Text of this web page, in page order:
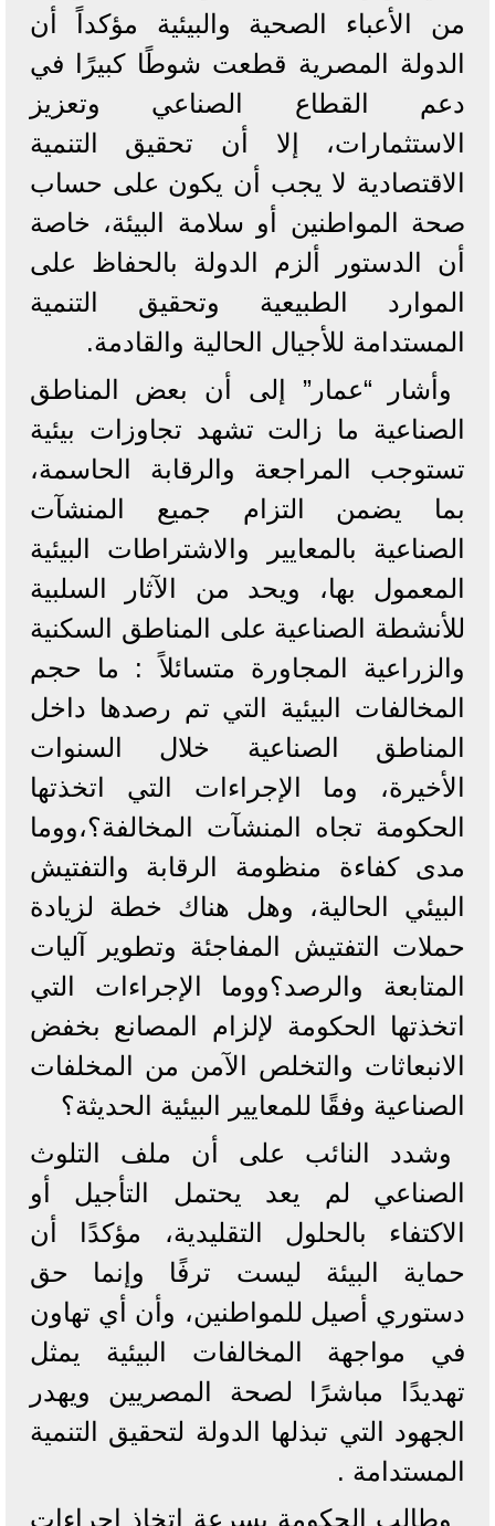
من الأعباء الصحية والبيئية مؤكداً أن
الدولة المصرية قطعت شوطًا كبيرًا في
دعم القطاع الصناعي وتعزيز
الاستثمارات، إلا أن تحقيق التنمية
الاقتصادية لا يجب أن يكون على حساب
صحة المواطنين أو سلامة البيئة، خاصة
أن الدستور ألزم الدولة بالحفاظ على
الموارد الطبيعية وتحقيق التنمية
المستدامة للأجيال الحالية والقادمة.
وأشار “عمار” إلى أن بعض المناطق
الصناعية ما زالت تشهد تجاوزات بيئية
تستوجب المراجعة والرقابة الحاسمة،
بما يضمن التزام جميع المنشآت
الصناعية بالمعايير والاشتراطات البيئية
المعمول بها، ويحد من الآثار السلبية
للأنشطة الصناعية على المناطق السكنية
والزراعية المجاورة متسائلاً : ما حجم
المخالفات البيئية التي تم رصدها داخل
المناطق الصناعية خلال السنوات
الأخيرة، وما الإجراءات التي اتخذتها
الحكومة تجاه المنشآت المخالفة؟،ووما
مدى كفاءة منظومة الرقابة والتفتيش
البيئي الحالية، وهل هناك خطة لزيادة
حملات التفتيش المفاجئة وتطوير آليات
المتابعة والرصد؟ووما الإجراءات التي
اتخذتها الحكومة لإلزام المصانع بخفض
الانبعاثات والتخلص الآمن من المخلفات
الصناعية وفقًا للمعايير البيئية الحديثة؟
وشدد النائب على أن ملف التلوث
الصناعي لم يعد يحتمل التأجيل أو
الاكتفاء بالحلول التقليدية، مؤكدًا أن
حماية البيئة ليست ترفًا وإنما حق
دستوري أصيل للمواطنين، وأن أي تهاون
في مواجهة المخالفات البيئية يمثل
تهديدًا مباشرًا لصحة المصريين ويهدر
الجهود التي تبذلها الدولة لتحقيق التنمية
المستدامة .
وطالب الحكومة بسرعة اتخاذ إجراءات